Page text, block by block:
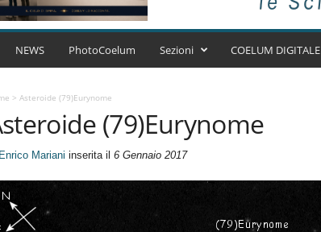
C
m
A
r
NEWS PhotoCoelum Sezioni COELUM DIGITALE
> Asteroide (79)Eurynome
(79)Eurynome
Enrico Mariani inserita il 6 Gennaio 2017